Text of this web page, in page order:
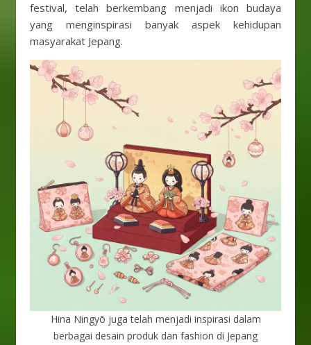
festival, telah berkembang menjadi ikon budaya
yang menginspirasi banyak aspek kehidupan
masyarakat Jepang.
Hina Ningyō juga telah menjadi inspirasi dalam
berbagai desain produk dan fashion di Jepang